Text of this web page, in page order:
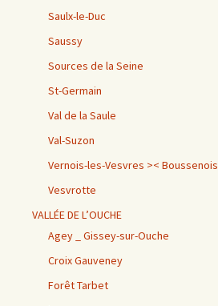
Saulx-le-Duc
Saussy
Sources de la Seine
St-Germain
Val de la Saule
Val-Suzon
Vernois-les-Vesvres >< Boussenois
Vesvrotte
VALLÉE DE L’OUCHE
Agey _ Gissey-sur-Ouche
Croix Gauveney
Forêt Tarbet